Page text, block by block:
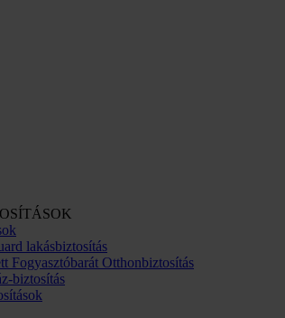
lakásbiztosítás
Fogyasztóbarát Otthonbiztosítás
biztosítás